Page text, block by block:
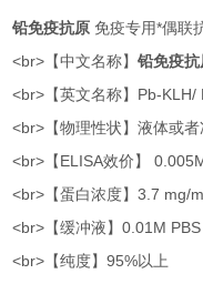
铅免疫抗原 免疫专用*偶联
<br>【中文名称】铅免疫抗
<br>【英文名称】Pb-KLH/
<br>【物理性状】液体或
<br>【ELISA效价】
<br>【蛋白浓度】3.7 mg/
<br>【缓冲液】0.01M
<br>【纯度】95%以上